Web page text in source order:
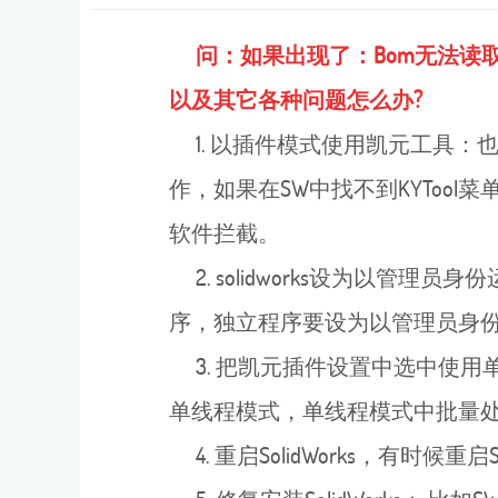
问：如果出现了：Bom无法读
以及其它各种问题怎么办?
1. 以插件模式使用凯元工具：
作，如果在SW中找不到KYTool
软件拦截。
2. solidworks设为以管理员身
序，独立程序要设为以管理员身
3. 把凯元插件设置中选中使用
单线程模式，单线程模式中批量
4. 重启SolidWorks，有时候重